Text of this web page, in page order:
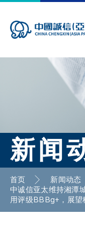
新闻
首页
新闻动态
中诚信亚太维持湘潭
用评级BBBg+，展望